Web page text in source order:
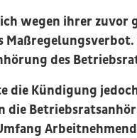
wegen ihrer
des
die Kündigung
die